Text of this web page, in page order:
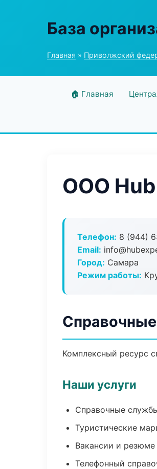
База
Главная » Приволжский
🏠 Главная
ООО
Телефон: 8 (944)
Email:
Город: Самара
Режим работы:
Комплексный ресурс
Наши услуги
Справочные
Туристические
Вакансии и резюме
Телефонный